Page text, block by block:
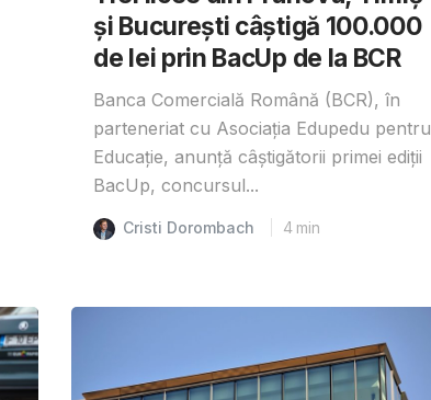
și București câștigă 100.000
de lei prin BacUp de la BCR
Banca Comercială Română (BCR), în
parteneriat cu Asociația Edupedu pentru
Educație, anunță câștigătorii primei ediții
BacUp, concursul...
Cristi Dorombach 4 min